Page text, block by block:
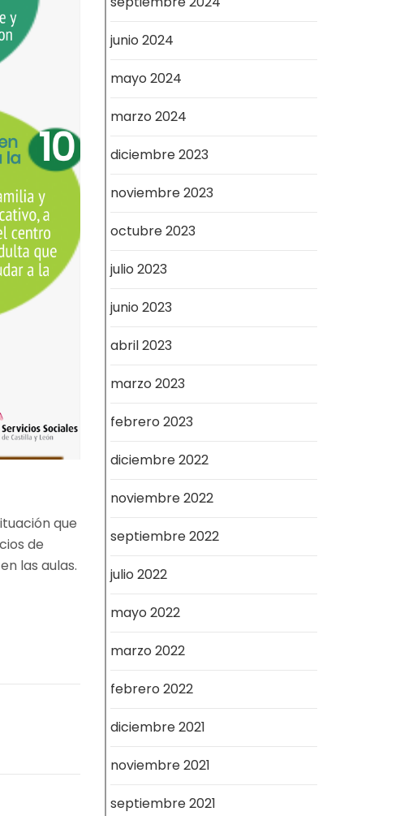
que
de
las aulas.
junio 2024
mayo 2024
marzo 2024
diciembre 2023
noviembre 2023
octubre 2023
julio 2023
junio 2023
abril 2023
marzo 2023
febrero 2023
diciembre 2022
noviembre 2022
septiembre 2022
julio 2022
mayo 2022
marzo 2022
febrero 2022
diciembre 2021
noviembre 2021
septiembre 2021